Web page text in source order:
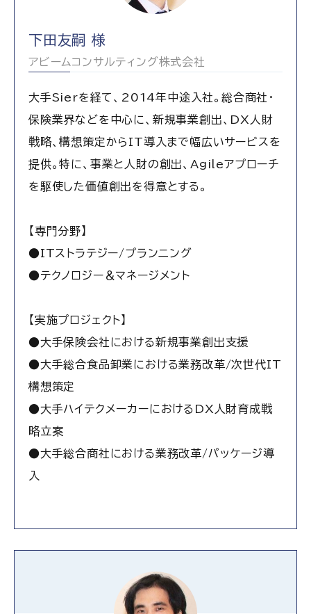
下田友嗣 様
アビームコンサルティング株式会社
大手Sierを経て、2014年中途入社。総合商社・
保険業界などを中心に、新規事業創出、DX人財
戦略、構想策定からIT導入まで幅広いサービスを
提供。特に、事業と人財の創出、Agileアプローチ
を駆使した価値創出を得意とする。
【専門分野】
●ITストラテジー/プランニング
●テクノロジー＆マネージメント
【実施プロジェクト】
●大手保険会社における新規事業創出支援
●大手総合食品卸業における業務改革/次世代IT
構想策定
●大手ハイテクメーカーにおけるDX人財育成戦
略立案
●大手総合商社における業務改革/パッケージ導
入